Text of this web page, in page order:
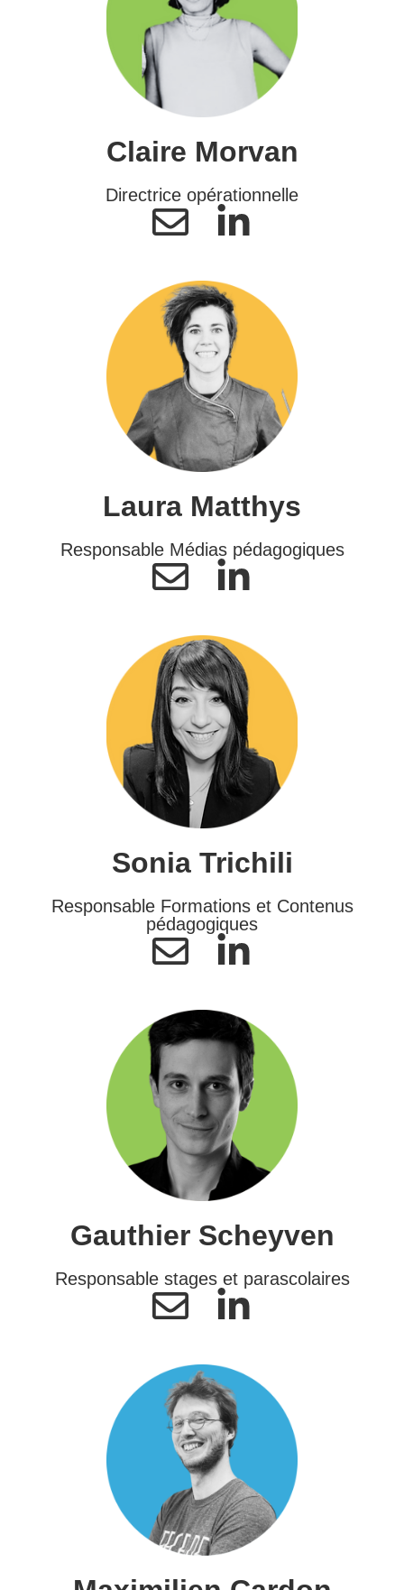
Claire Morvan
Directrice opérationnelle
Laura Matthys
Responsable Médias pédagogiques
Sonia Trichili
Responsable Formations et Contenus
pédagogiques
Gauthier Scheyven
Responsable stages et parascolaires